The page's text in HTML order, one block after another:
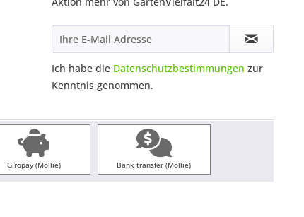
Ich habe die Datenschutzbestimmungen zur
Kenntnis genommen.
Giropay (Mollie) Bank transfer (Mollie)